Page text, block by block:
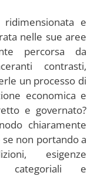
ridimensionata e
nelle sue aree
percorsa da
contrasti,
un processo di
economica e
e governato?
chiaramente
non portando a
esigenze
categoriali e